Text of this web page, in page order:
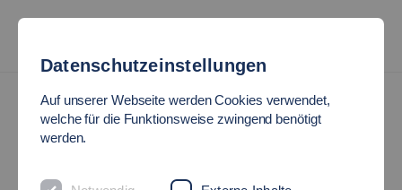
Radsport
Datenschutzeinstellungen
Auf unserer Webseite werden Cookies verwendet,
welche für die Funktionsweise zwingend benötigt
werden.